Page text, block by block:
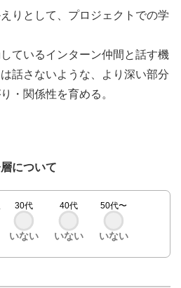
りとして、プロジェクトでの学
ているインターン仲間と話す機
話さないような、より深い部分
・関係性を育める。
について
30代
いない
40代
いない
50代〜
いない